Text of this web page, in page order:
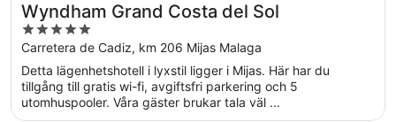
Wyndham Grand Costa del Sol
5
out
of
5
Carretera de Cadiz, km 206 Mijas Malaga
Detta lägenhetshotell i lyxstil ligger i Mijas. Här har du
tillgång till gratis wi-fi, avgiftsfri parkering och 5
utomhuspooler. Våra gäster brukar tala väl ...